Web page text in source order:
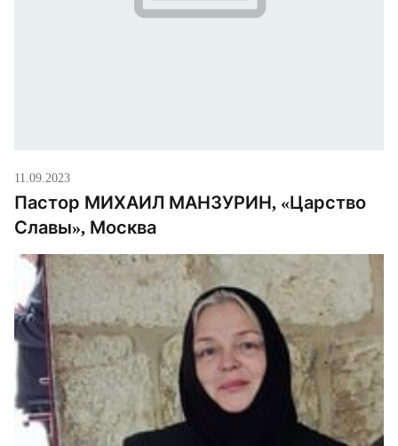
11.09.2023
Пастор МИХАИЛ МАНЗУРИН, «Царство
Славы», Москва